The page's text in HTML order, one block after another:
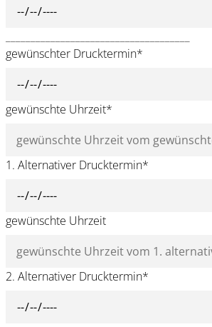
gewünschter Drucktermin*
gewünschte Uhrzeit*
1. Alternativer Drucktermin*
gewünschte Uhrzeit
2. Alternativer Drucktermin*